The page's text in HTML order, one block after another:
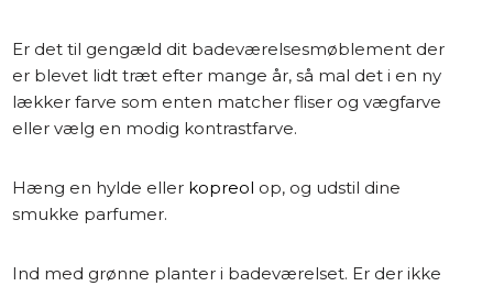
Er det til gengæld dit badeværelsesmøblement der
er blevet lidt træt efter mange år, så mal det i en ny
lækker farve som enten matcher fliser og vægfarve
eller vælg en modig kontrastfarve.
Hæng en hylde eller kopreol op, og udstil dine
smukke parfumer.
Ind med grønne planter i badeværelset. Er der ikke